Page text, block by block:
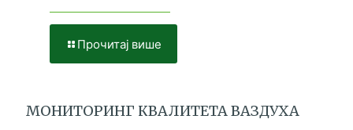
Прочитај више
МОНИТОРИНГ КВАЛИТЕТА ВАЗДУХА